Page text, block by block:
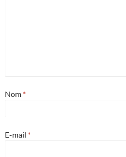
Nom *
E-mail *